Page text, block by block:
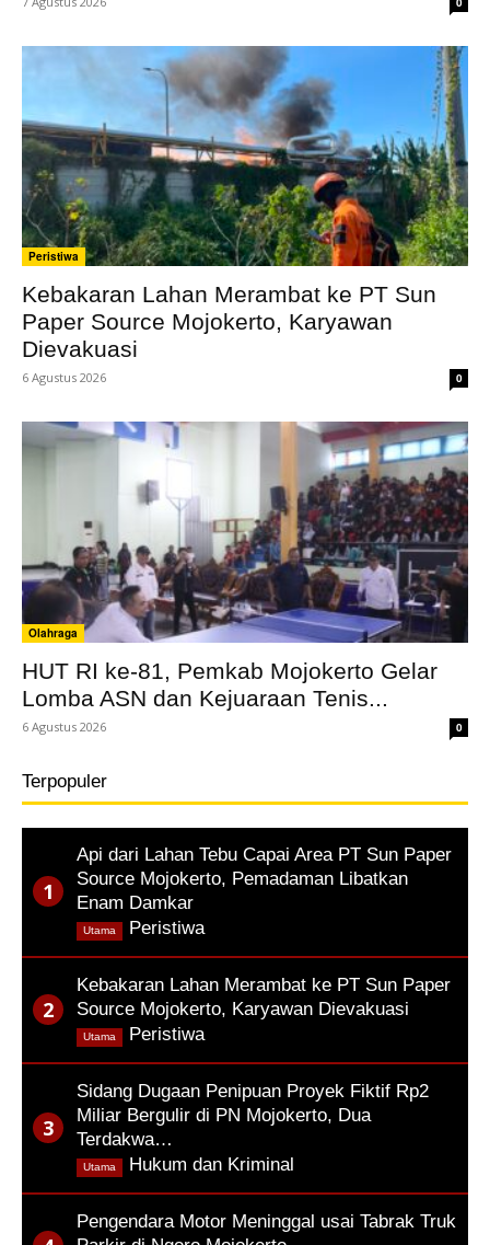
Peristiwa
Kebakaran Lahan Merambat ke PT Sun
Paper Source Mojokerto, Karyawan
Dievakuasi
6 Agustus 2026 0
Olahraga
HUT RI ke-81, Pemkab Mojokerto Gelar
Lomba ASN dan Kejuaraan Tenis...
6 Agustus 2026 0
Terpopuler
Api dari Lahan Tebu Capai Area PT Sun Paper
Source Mojokerto, Pemadaman Libatkan
Enam Damkar
Peristiwa
Utama
Kebakaran Lahan Merambat ke PT Sun Paper
Source Mojokerto, Karyawan Dievakuasi
Peristiwa
Utama
Sidang Dugaan Penipuan Proyek Fiktif Rp2
Miliar Bergulir di PN Mojokerto, Dua
Terdakwa…
Hukum dan Kriminal
Utama
Pengendara Motor Meninggal usai Tabrak Truk